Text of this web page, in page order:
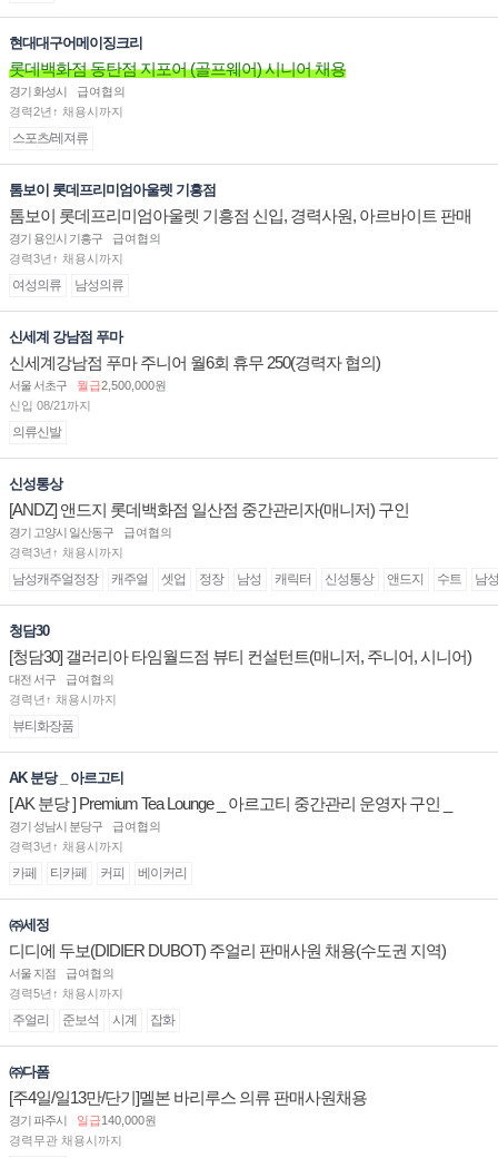
현대대구어메이징크리
롯데백화점 동탄점 지포어 (골프웨어) 시니어 채용
경기 화성시
급여협의
경력2년↑ 채용시까지
스포츠/레져류
톰보이 롯데프리미엄아울렛 기흥점
톰보이 롯데프리미엄아울렛 기흥점 신입, 경력사원, 아르바이트 판매
직 구인합니다.
경기 용인시 기흥구
급여협의
경력3년↑ 채용시까지
여성의류 남성의류
신세계 강남점 푸마
신세계강남점 푸마 주니어 월6회 휴무 250(경력자 협의)
서울 서초구 월급2,500,000원
신입 08/21까지
의류신발
신성통상
[ANDZ] 앤드지 롯데백화점 일산점 중간관리자(매니저) 구인
경기 고양시 일산동구
급여협의
경력3년↑ 채용시까지
남성캐주얼정장 캐주얼 셋업 정장 남성 캐릭터 신성통상 앤드지 수트 남
청담30
[청담30] 갤러리아 타임월드점 뷰티 컨설턴트(매니저, 주니어, 시니어)
채용
대전 서구
급여협의
경력년↑ 채용시까지
뷰티화장품
AK 분당 _ 아르고티
[ AK 분당 ] Premium Tea Lounge _ 아르고티 중간관리 운영자 구인 _
경기 성남시 분당구
급여협의
경력3년↑ 채용시까지
카페 티카페 커피 베이커리
㈜세정
디디에 두보(DIDIER DUBOT) 주얼리 판매사원 채용(수도권 지역)
서울 지점
급여협의
경력5년↑ 채용시까지
주얼리 준보석 시계 잡화
㈜다폼
[주4일/일13만/단기]멜본 바리루스 의류 판매사원채용
경기 파주시 일급140,000원
경력무관 채용시까지